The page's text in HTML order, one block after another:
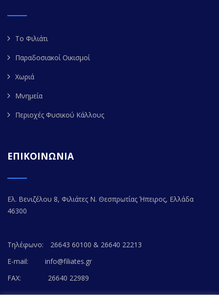
Το Φιλιάτι
Παραδοσιακοί Οικισμοί
Χωριά
Μνημεία
Περιοχές Φυσικού Κάλλους
ΕΠΙΚΟΙΝΩΝΙΑ
Ελ. Βενιζέλου 8, Φιλιάτες Ν. Θεσπρωτίας Ήπειρος, Ελλάδα
46300
Τηλέφωνο:
26643 60100 & 26640 22213
E-mail:
info@filiates.gr
FAX:
26640 22989